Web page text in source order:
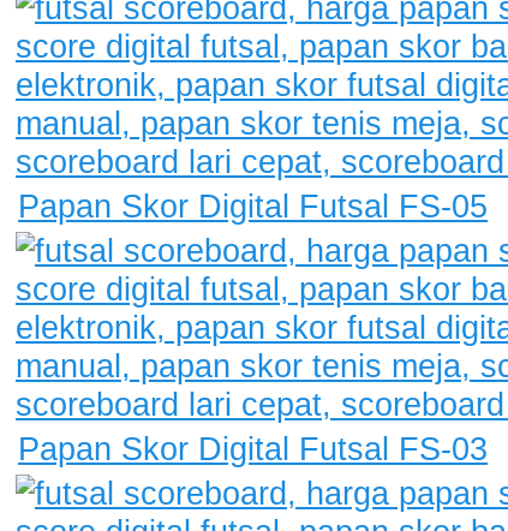
Papan Skor Digital Futsal FS-05
Papan Skor Digital Futsal FS-03